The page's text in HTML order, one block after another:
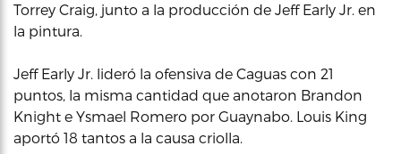
Torrey Craig, junto a la producción de Jeff Early Jr. en
la pintura.
Jeff Early Jr. lideró la ofensiva de Caguas con 21
puntos, la misma cantidad que anotaron Brandon
Knight e Ysmael Romero por Guaynabo. Louis King
aportó 18 tantos a la causa criolla.